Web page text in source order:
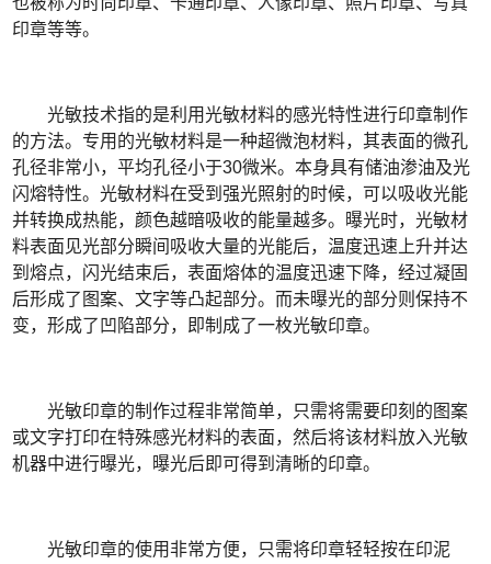
印章等等。
光敏技术指的是利用光敏材料的感光特性进行印章制作
的方法。专用的光敏材料是一种超微泡材料，其表面的微孔
孔径非常小，平均孔径小于30微米。本身具有储油渗油及光
闪熔特性。光敏材料在受到强光照射的时候，可以吸收光能
并转换成热能，颜色越暗吸收的能量越多。曝光时，光敏材
料表面见光部分瞬间吸收大量的光能后，温度迅速上升并达
到熔点，闪光结束后，表面熔体的温度迅速下降，经过凝固
后形成了图案、文字等凸起部分。而未曝光的部分则保持不
变，形成了凹陷部分，即制成了一枚光敏印章。
光敏印章的制作过程非常简单，只需将需要印刻的图案
或文字打印在特殊感光材料的表面，然后将该材料放入光敏
机器中进行曝光，曝光后即可得到清晰的印章。
光敏印章的使用非常方便，只需将印章轻轻按在印泥